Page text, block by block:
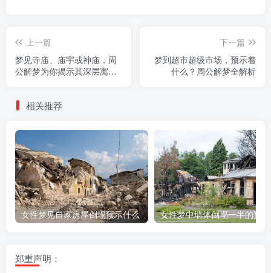
上一篇
梦见寺庙、庙宇或神庙，周
公解梦为你揭示其深层寓意
下一篇
梦到超市超级市场，预示着
什么？周公解梦全解析
相关推荐
女性梦见自家房屋倒塌预示什么
郑重声明：